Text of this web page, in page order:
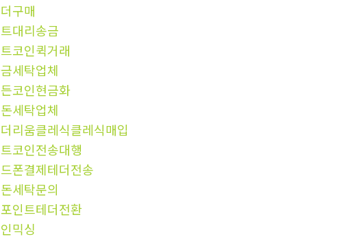
구매
대리송금
코인퀵거래
세탁업체
코인현금화
세탁업체
리움클레식클레식매입
코인전송대행
폰결제테더전송
세탁문의
인트테더전환
믹싱